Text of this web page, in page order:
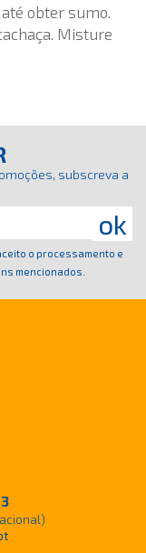
obter sumo.
Misture
subscreva a
o processamento e
mencionados.